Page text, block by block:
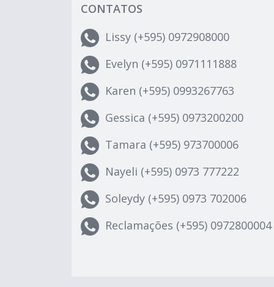
CONTATOS
Lissy (+595) 0972908000
Evelyn (+595) 0971111888
Karen (+595) 0993267763
Gessica (+595) 0973200200
Tamara (+595) 973700006
Nayeli (+595) 0973 777222
Soleydy (+595) 0973 702006
Reclamações (+595) 0972800004